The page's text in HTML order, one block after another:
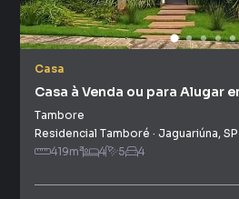
Casa
Casa à Venda ou para Alugar
Tambore
Residencial Tamboré · Jaguariúna, SP
419m² 4 5 4